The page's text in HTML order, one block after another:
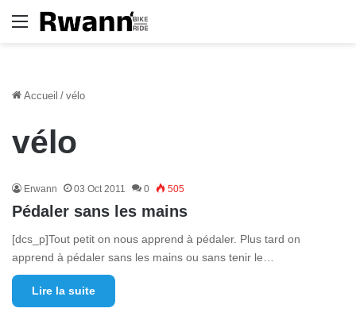
Menu
Accueil / vélo
vélo
Erwann 03 Oct 2011 0 505
Pédaler sans les mains
[dcs_p]Tout petit on nous apprend à pédaler. Plus tard on
apprend à pédaler sans les mains ou sans tenir le…
Lire la suite